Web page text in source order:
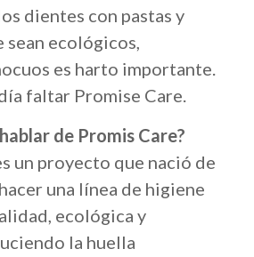
dientes con pastas y
sean ecológicos,
es harto importante.
faltar Promise Care.
de Promis Care?
un proyecto que nació de
una línea de higiene
ecológica y
la huella